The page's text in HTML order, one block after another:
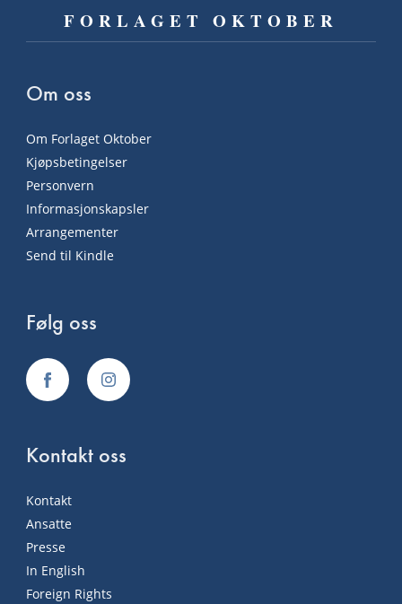
FORLAGET OKTOBER
Om oss
Om Forlaget Oktober
Kjøpsbetingelser
Personvern
Informasjonskapsler
Arrangementer
Send til Kindle
Følg oss
Kontakt oss
Kontakt
Ansatte
Presse
In English
Foreign Rights